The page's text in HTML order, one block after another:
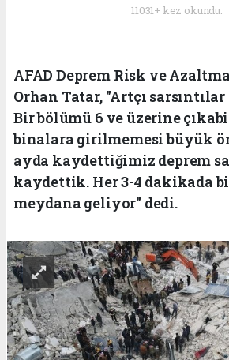
11031+ kez okundu.
AFAD Deprem Risk ve
Orhan Tatar, "Artçı
Bir bölümü 6 ve üzerine
binalara girilmemesi büyük
ayda kaydettiğimiz deprem
kaydettik. Her 3-4 dakikada
meydana geliyor" dedi.